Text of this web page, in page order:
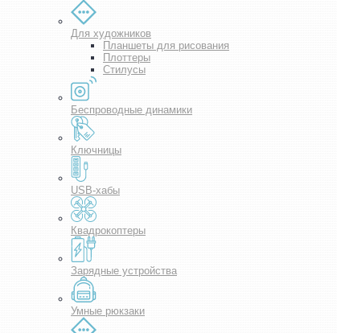
Для художников
Планшеты для рисования
Плоттеры
Стилусы
Беспроводные динамики
Ключницы
USB-хабы
Квадрокоптеры
Зарядные устройства
Умные рюкзаки